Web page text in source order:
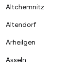
Altchemnitz
Altendorf
Arheilgen
Asseln